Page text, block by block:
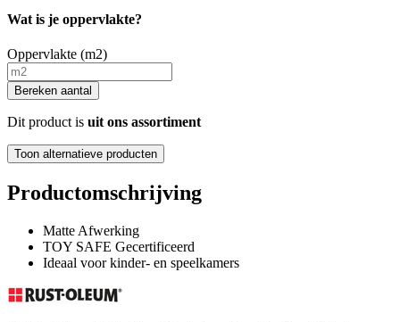
Wat is je oppervlakte?
Oppervlakte (m2)
Bereken aantal
Dit product is uit ons assortiment
Toon alternatieve producten
Productomschrijving
Matte Afwerking
TOY SAFE Gecertificeerd
Ideaal voor kinder- en speelkamers